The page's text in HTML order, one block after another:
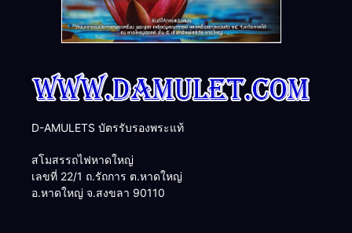
D-AMULETS บัตรรับรองพระแท้
สโมสรรถไฟหาดใหญ่
เลขที่ 22/1 ถ.รัถการ ต.หาดใหญ่
อ.หาดใหญ่ จ.สงขลา 90110